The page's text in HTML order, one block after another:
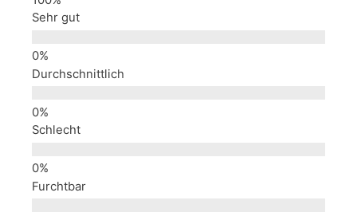
Sehr gut
Durchschnittlich
Schlecht
Furchtbar